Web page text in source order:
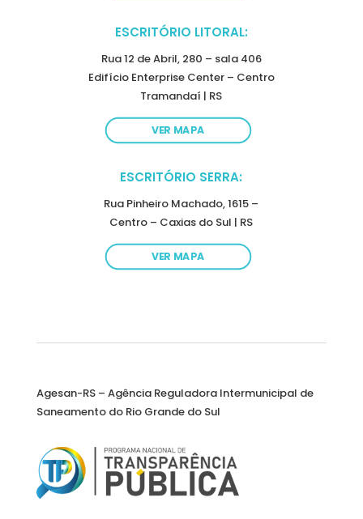
ESCRITÓRIO LITORAL:
Rua 12 de Abril, 280 – sala 406
Edifício Enterprise Center – Centro
Tramandaí | RS
VER MAPA
ESCRITÓRIO SERRA:
Rua Pinheiro Machado, 1615 –
Centro – Caxias do Sul | RS
VER MAPA
Agesan-RS – Agência Reguladora Intermunicipal de
Saneamento do Rio Grande do Sul